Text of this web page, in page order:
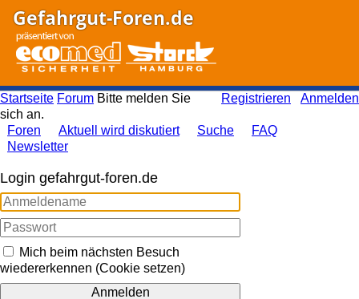
Gefahrgut-Foren.de
Registrieren Anmelden
Startseite Forum Bitte melden Sie
sich an.
Foren
Aktuell wird diskutiert Suche
FAQ
Newsletter
Login gefahrgut-foren.de
Mich beim nächsten Besuch
wiedererkennen (Cookie setzen)